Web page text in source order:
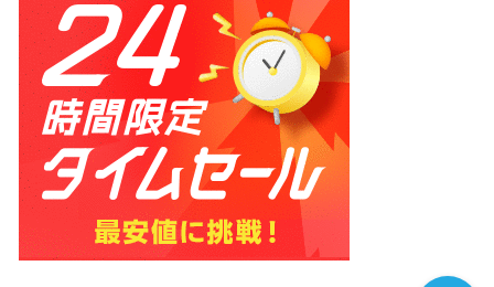
ホーム
プロフィール
お問い合わせ